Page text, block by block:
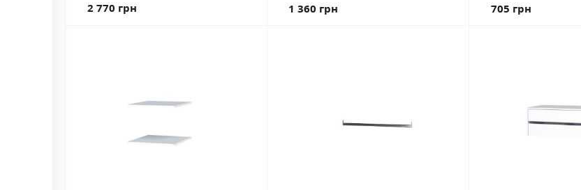
2 770 грн 1 360 грн 705 грн